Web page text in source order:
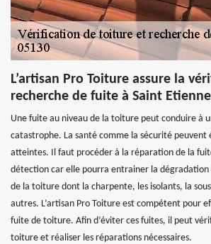
L’artisan Pro Toiture assure la
recherche de fuite à Saint Etienne
Une fuite au niveau de la toiture peut conduire à
catastrophe. La santé comme la sécurité
atteintes. Il faut procéder à la réparation de la
détection car elle pourra entrainer la dégradation
de la toiture dont la charpente, les isolants, la
autres. L’artisan Pro Toiture est compétent pour
fuite de toiture. Afin d’éviter ces fuites, il peut
toiture et réaliser les réparations nécessaires.